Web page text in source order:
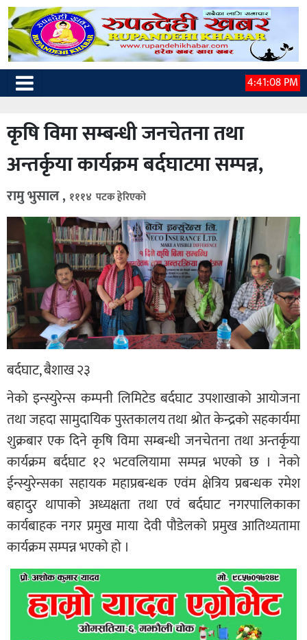
4:41:09 PM
कृषि विमा सम्बन्धी जनचेतना तथा
अन्तर्कृया कार्यक्रम बर्दघाटमा सम्पन्न,
रामु भुसाल , १११४ पटक हेरिएको
बर्दघाट, बैशाख २३
नेको इन्स्युरेन्स कम्पनी लिमिटेड बर्दघाट उपशाखाको आयोजना
तथा जहदा सामुदायिक पुस्तकालय तथा श्रोत केन्द्रको सहकार्यमा
शुक्रबार एक दिने कृषि विमा सम्बन्धी जनचेतना तथा अन्तर्कृया
कार्यक्रम बर्दघाट १२ भटवलियामा सम्पन्न भएको छ । नेको
ईन्स्युरेन्सका सहायक महाप्रबन्धक एवंम क्षेत्रिय प्रबन्धक रमेश
बहादुर थापाको अध्यक्षता तथा एवं बर्दघाट नगरपालिकाका
कार्यबाहक नगर प्रमुख माया देवी पौडेलको प्रमुख आतिथ्यतामा
कार्यक्रम सम्पन्न भएको हो ।